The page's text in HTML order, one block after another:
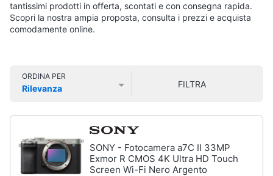
e
Home
Cinema
home
Audio
e
musica
tantissimi prodotti in offerta, scontati e con consegna rapida.
Scopri la nostra ampia proposta, consulta i prezzi e acquista
comodamente online.
ORDINA PER
Rilevanza
FILTRA
SONY - Fotocamera a7C II 33MP
Exmor R CMOS 4K Ultra HD Touch
Screen Wi-Fi Nero Argento